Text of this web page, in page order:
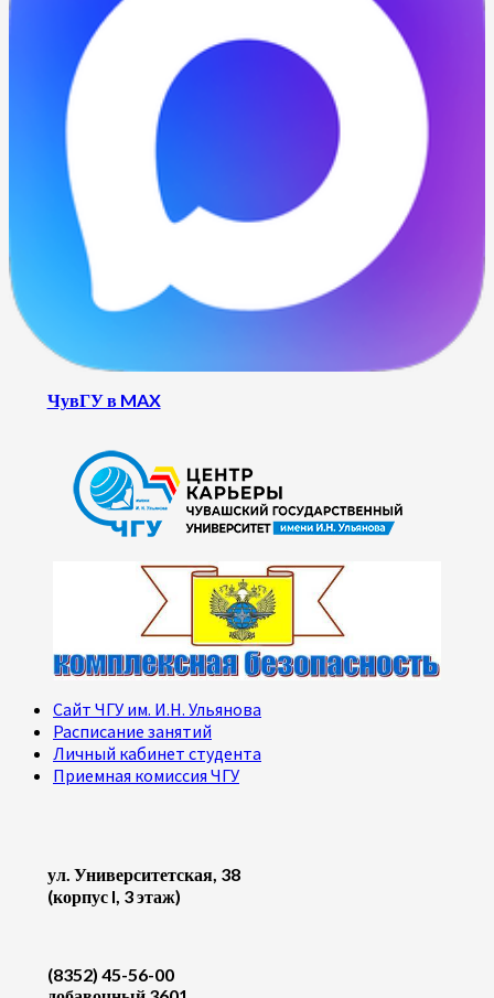
ЧувГУ в MAX
Сайт ЧГУ им. И.Н. Ульянова
Расписание занятий
Личный кабинет студента
Приемная комиссия ЧГУ
ул. Университетская, 38
(корпус I, 3 этаж)
(8352) 45-56-00